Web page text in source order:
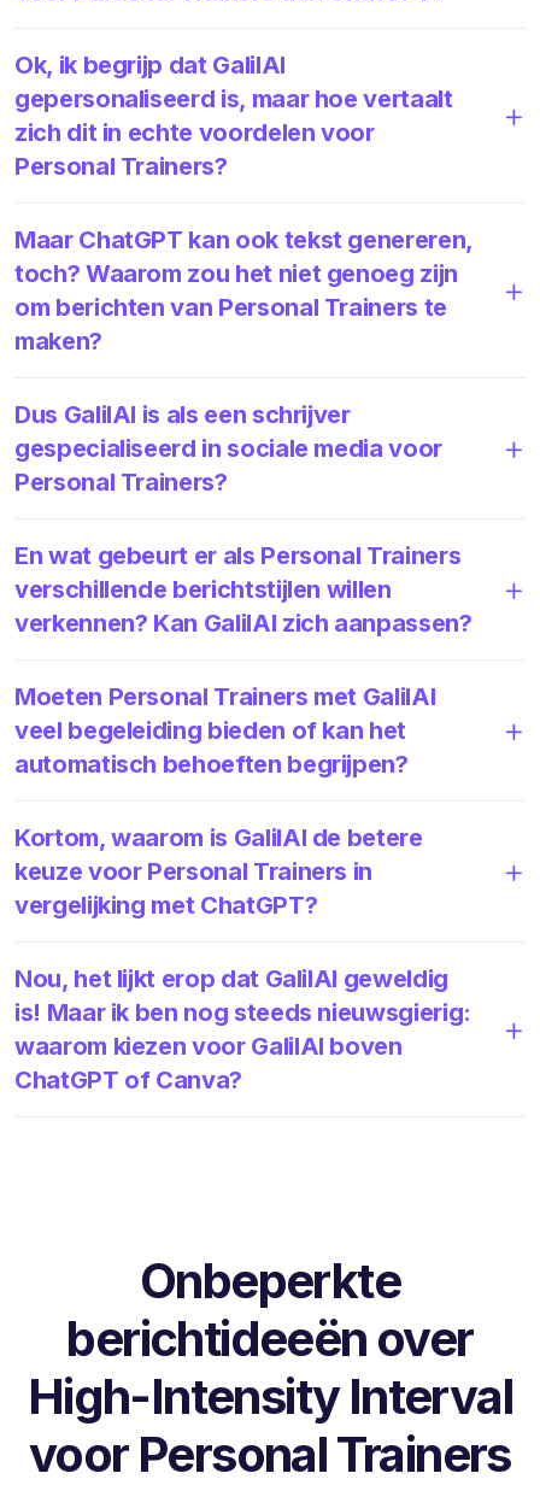
Ok, ik begrijp dat GalilAI
gepersonaliseerd is, maar hoe vertaalt
zich dit in echte voordelen voor
Personal Trainers?
Maar ChatGPT kan ook tekst genereren,
toch? Waarom zou het niet genoeg zijn
om berichten van Personal Trainers te
maken?
Dus GalilAI is als een schrijver
gespecialiseerd in sociale media voor
Personal Trainers?
En wat gebeurt er als Personal Trainers
verschillende berichtstijlen willen
verkennen? Kan GalilAI zich aanpassen?
Moeten Personal Trainers met GalilAI
veel begeleiding bieden of kan het
automatisch behoeften begrijpen?
Kortom, waarom is GalilAI de betere
keuze voor Personal Trainers in
vergelijking met ChatGPT?
Nou, het lijkt erop dat GalilAI geweldig
is! Maar ik ben nog steeds nieuwsgierig:
waarom kiezen voor GalilAI boven
ChatGPT of Canva?
Onbeperkte
berichtideeën over
High-Intensity Interval
voor Personal Trainers